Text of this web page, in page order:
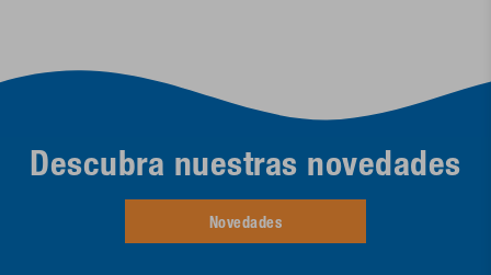
Descubra nuestras novedades
Novedades